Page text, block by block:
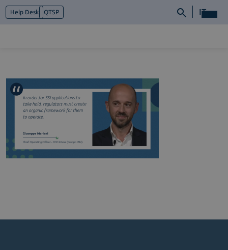
Help Desk QTSP IT
Cosa facciamo
Piattaforme
Industry
News e Media
Contattaci